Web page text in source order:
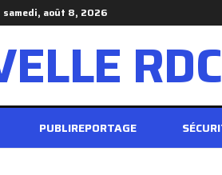
samedi, août 8, 2026
RDC
PUBLIREPORTAGE